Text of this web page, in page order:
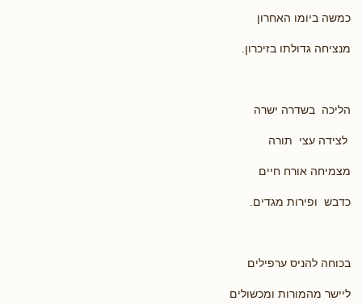
כמשה ביומו האחרון
מנציחה גדולתו בזיכרון.
הליכה בשדרה ישרה
לצידה עצי תורה
מצמיחה אורח חיים
כדבש ופירות מגדים.
בכוחה להניס ערפילים
ליישר מהמורות ומכשולים